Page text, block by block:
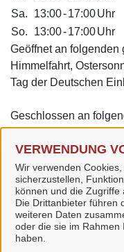
VERWENDUNG
Wir verwenden
sicherzustellen,
können und die Zugriffe
Die Drittanbieter führen
weiteren Daten
oder die sie im
haben.
Sa.
13:00-17:00Uhr
So.
13:00-17:00Uhr
Geöffnet an folgenden
Himmelfahrt,
Tag der Deutschen
Geschlossen an
Neujahr, Karfreitag,
24. Dezember, erster
Silvester
Stadt Bad